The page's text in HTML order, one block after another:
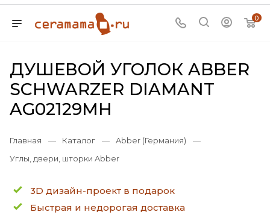
0
ДУШЕВОЙ УГОЛОК ABBER
SCHWARZER DIAMANT
AG02129MH
Главная — Каталог — Abber (Германия)
—
Углы, двери, шторки Abber
3D дизайн-проект в подарок
Быстрая и недорогая доставка